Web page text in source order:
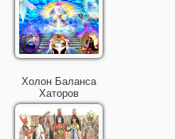
Холон Баланса
Хаторов